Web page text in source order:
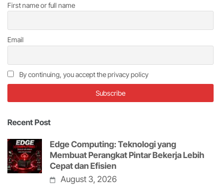
First name or full name
Email
By continuing, you accept the privacy policy
Recent Post
Edge Computing: Teknologi yang
Membuat Perangkat Pintar Bekerja Lebih
Cepat dan Efisien
August 3, 2026